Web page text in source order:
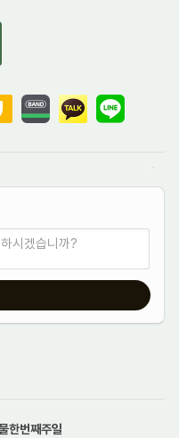
시겠습니까?
번째주일